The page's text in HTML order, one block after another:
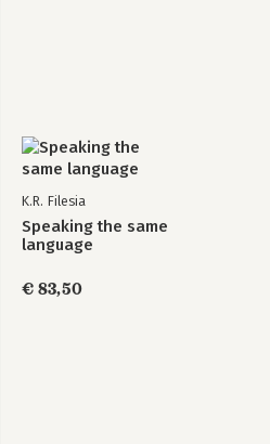
K.R. Filesia
Speaking the same
language
€ 83,50